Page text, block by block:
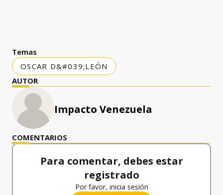
Temas
OSCAR D&#039;LEÓN
AUTOR
Impacto Venezuela
COMENTARIOS
Para comentar, debes estar
registrado
Por favor, inicia sesión